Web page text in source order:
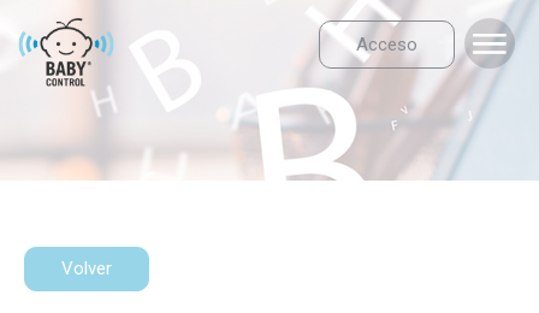
Acceso
Volver